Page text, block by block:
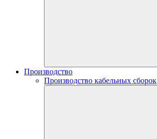
Производство
Производство кабельных сборок